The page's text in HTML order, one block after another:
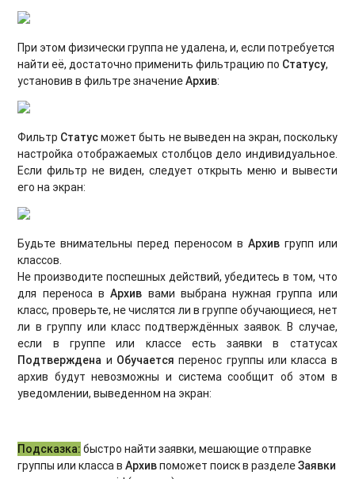
При этом физически группа не удалена, и, если потребуется
найти её, достаточно применить фильтрацию по Статусу,
установив в фильтре значениеАрхив:
Фильтр Статусможет быть не выведен на экран, поскольку
настройка отображаемых столбцов дело индивидуальное.
Если фильтр не виден, следует открыть меню и вывести
его на экран:
Будьте внимательны перед переносом в Архивгрупп или
классов.
Не производите поспешных действий, убедитесь в том, что
для переноса вАрхив вами выбрана нужная группа или
класс, проверьте, не числятся ли в группе обучающиеся, нет
ли в группу или класс подтверждённых заявок. В случае,
если в группе или классе есть заявки в статусах
Подтверждена и Обучаетсяперенос группы или класса в
архив будут невозможны и система сообщит об этом в
уведомлении, выведенном на экран:
Подсказка: быстро найти заявки, мешающие отправке
группы или класса вАрхивпоможет поиск в разделеЗаявки